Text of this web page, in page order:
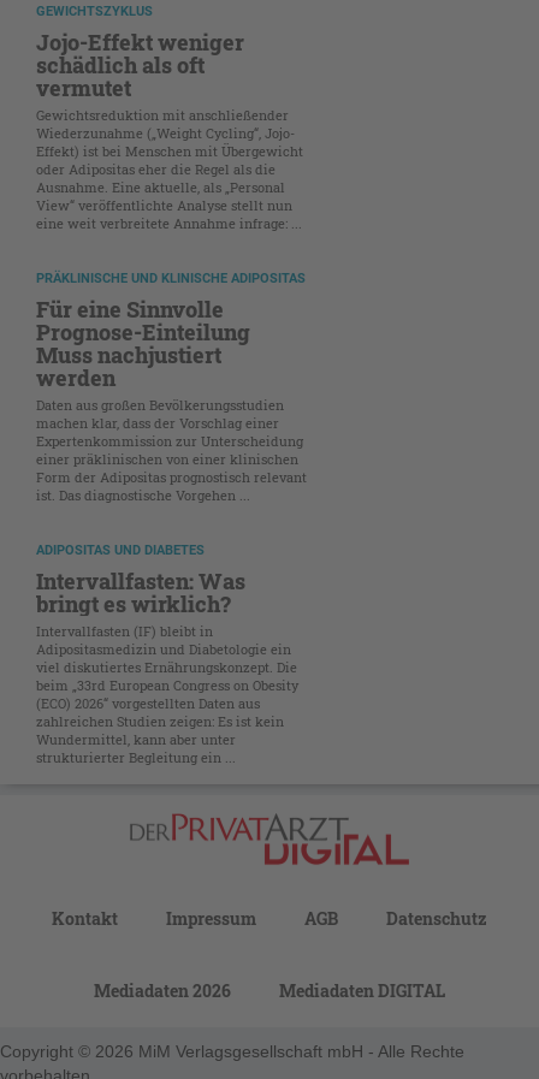
GEWICHTSZYKLUS
Jojo-Effekt weniger
schädlich als oft
vermutet
Gewichtsreduktion mit anschließender
Wiederzunahme („Weight Cycling“, Jojo-
Effekt) ist bei Menschen mit Übergewicht
oder Adipositas eher die Regel als die
Ausnahme. Eine aktuelle, als „Personal
View“ veröffentlichte Analyse stellt nun
eine weit verbreitete Annahme infrage: ...
PRÄKLINISCHE UND KLINISCHE ADIPOSITAS
Für eine Sinnvolle
Prognose-Einteilung
Muss nachjustiert
werden
Daten aus großen Bevölkerungsstudien
machen klar, dass der Vorschlag einer
Expertenkommission zur Unterscheidung
einer präklinischen von einer klinischen
Form der Adipositas prognostisch relevant
ist. Das diagnostische Vorgehen ...
ADIPOSITAS UND DIABETES
Intervallfasten: Was
bringt es wirklich?
Intervallfasten (IF) bleibt in
Adipositasmedizin und Diabetologie ein
viel diskutiertes Ernährungskonzept. Die
beim „33rd European Congress on Obesity
(ECO) 2026“ vorgestellten Daten aus
zahlreichen Studien zeigen: Es ist kein
Wundermittel, kann aber unter
strukturierter Begleitung ein ...
Kontakt Impressum AGB Datenschutz
Mediadaten 2026 Mediadaten DIGITAL
Copyright © 2026 MiM Verlagsgesellschaft mbH - Alle Rechte